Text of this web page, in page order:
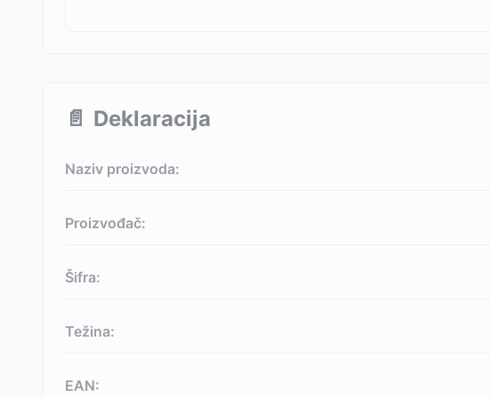
📄 Deklaracija
Naziv proizvoda:
Proizvođač:
Šifra:
Težina:
EAN: